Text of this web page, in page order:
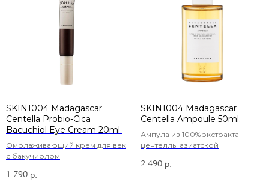
SKIN1004 Madagascar
Centella Probio-Cica
Bacuchiol Eye Cream 20ml.
Омолаживающий крем для век
с бакучиолом
1 790 р.
SKIN1004 Madagascar
Centella Ampoule 50ml.
Ампула из 100% экстракта
центеллы азиатской
2 490 р.